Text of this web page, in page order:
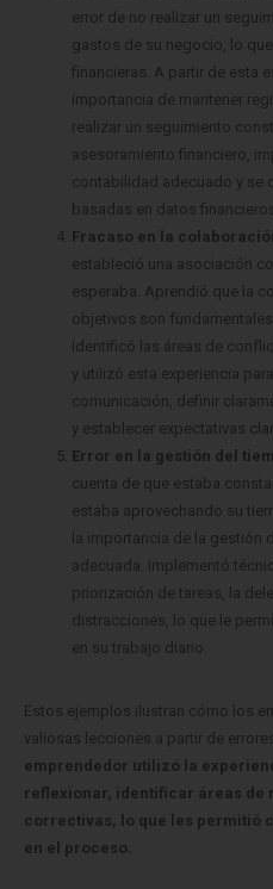
error de no realizar un
gastos de su negocio, lo
financieras. A partir de esta
importancia de mantener
realizar un seguimiento
asesoramiento financiero,
contabilidad adecuado y se
basadas en datos
Fracaso en la
estableció una asociación
esperaba. Aprendió que la
objetivos son
Identificó las áreas de
y utilizó esta experiencia
comunicación, definir
y establecer expectativas
Error en la gestión del
cuenta de que estaba
estaba aprovechando su
la importancia de la gestión
adecuada. Implementó
priorización de tareas, la
distracciones, lo que le
en su trabajo diario.
Estos ejemplos ilustran cómo los
valiosas lecciones a partir de
emprendedor utilizó la
reflexionar, identificar áreas de
correctivas, lo que les permitió
en el proceso.